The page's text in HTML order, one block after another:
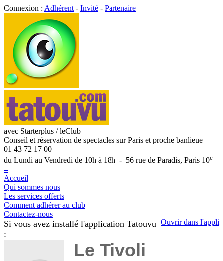
Connexion : Adhérent - Invité - Partenaire
avec Starterplus / leClub
Conseil et réservation de spectacles sur Paris et proche banlieue
01 43 72 17 00
du Lundi au Vendredi de 10h à 18h - 56 rue de Paradis, Paris 10e
≡
Accueil
Qui sommes nous
Les services offerts
Comment adhérer au club
Contactez-nous
Ouvrir dans l'appli
Si vous avez installé l'application Tatouvu
:
Le Tivoli